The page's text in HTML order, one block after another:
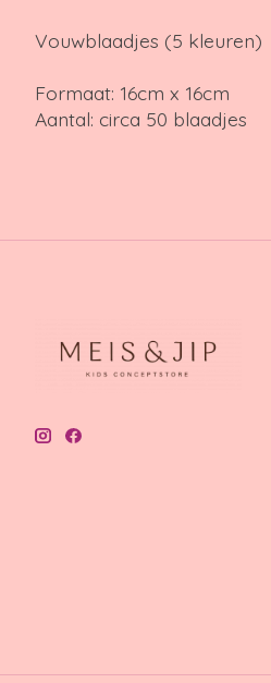
Vouwblaadjes (5 kleuren)
Formaat: 16cm x 16cm
Aantal: circa 50 blaadjes